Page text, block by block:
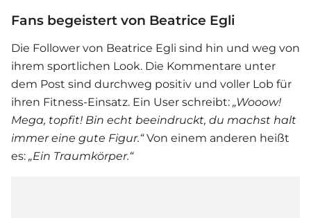
Fans begeistert von Beatrice Egli
Die Follower von Beatrice Egli sind hin und weg von
ihrem sportlichen Look. Die Kommentare unter
dem Post sind durchweg positiv und voller Lob für
ihren Fitness-Einsatz. Ein User schreibt: „Wooow!
Mega, topfit! Bin echt beeindruckt, du machst halt
immer eine gute Figur.“Von einem anderen heißt
es: „Ein Traumkörper.“